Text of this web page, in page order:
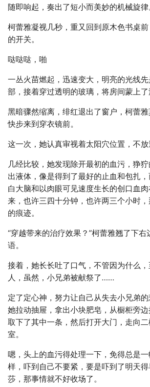
随即响起，奏出了短小而美妙的机械旋律
柯蕾雅凝视几秒，重又回到原木色书桌
的开关。
哒哒哒，啪
一丛火苗燃起，迅速变大，明亮的光线
部，接着穿过透明的玻璃，将房间蒙上了
黑暗骤然缩离，绯红退出了窗户，柯蕾雅
快步来到穿衣镜前。
这一次，她认真审视着太阳穴位置，不放
几经比较，她发现除开最初的血污，狰
出液体，像是得到了最好的止血和包扎
白大脑和以肉眼可见速度生长的创口血
来，也许三四十分钟，也许两三个小时
的痕迹。
“穿越带来的治疗效果？”柯蕾雅翘了下
语。
接着，她长长吐了口气，不管因为什么
人，虽然，小兄弟被献祭了……
定了定心神，努力让自己从失去小兄弟的
她拉动抽屉，拿出小块肥皂，从橱柜旁
取下了其中一条，然后打开大门，走向
室。
嗯，头上的血污得处理一下，免得总是
样，吓到自己不要紧，要是吓到了明天
莎，那事情就不好收场了。